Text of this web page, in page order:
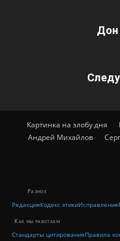
Дон
Картинка на злобу дня
Андрей Михайлов
Разное
РедакцияКодекс этикиИсправления
Как мы работаем
Стандарты цитированияПравила